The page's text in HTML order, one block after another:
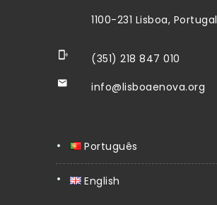
1100-231 Lisboa, Portugal
(351) 218 847 010
info@lisboaenova.org
Português
English